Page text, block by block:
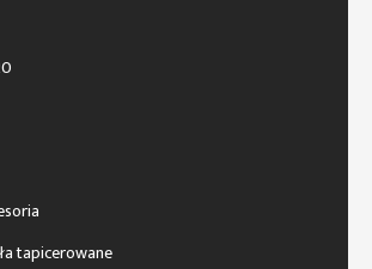
tapicerowane